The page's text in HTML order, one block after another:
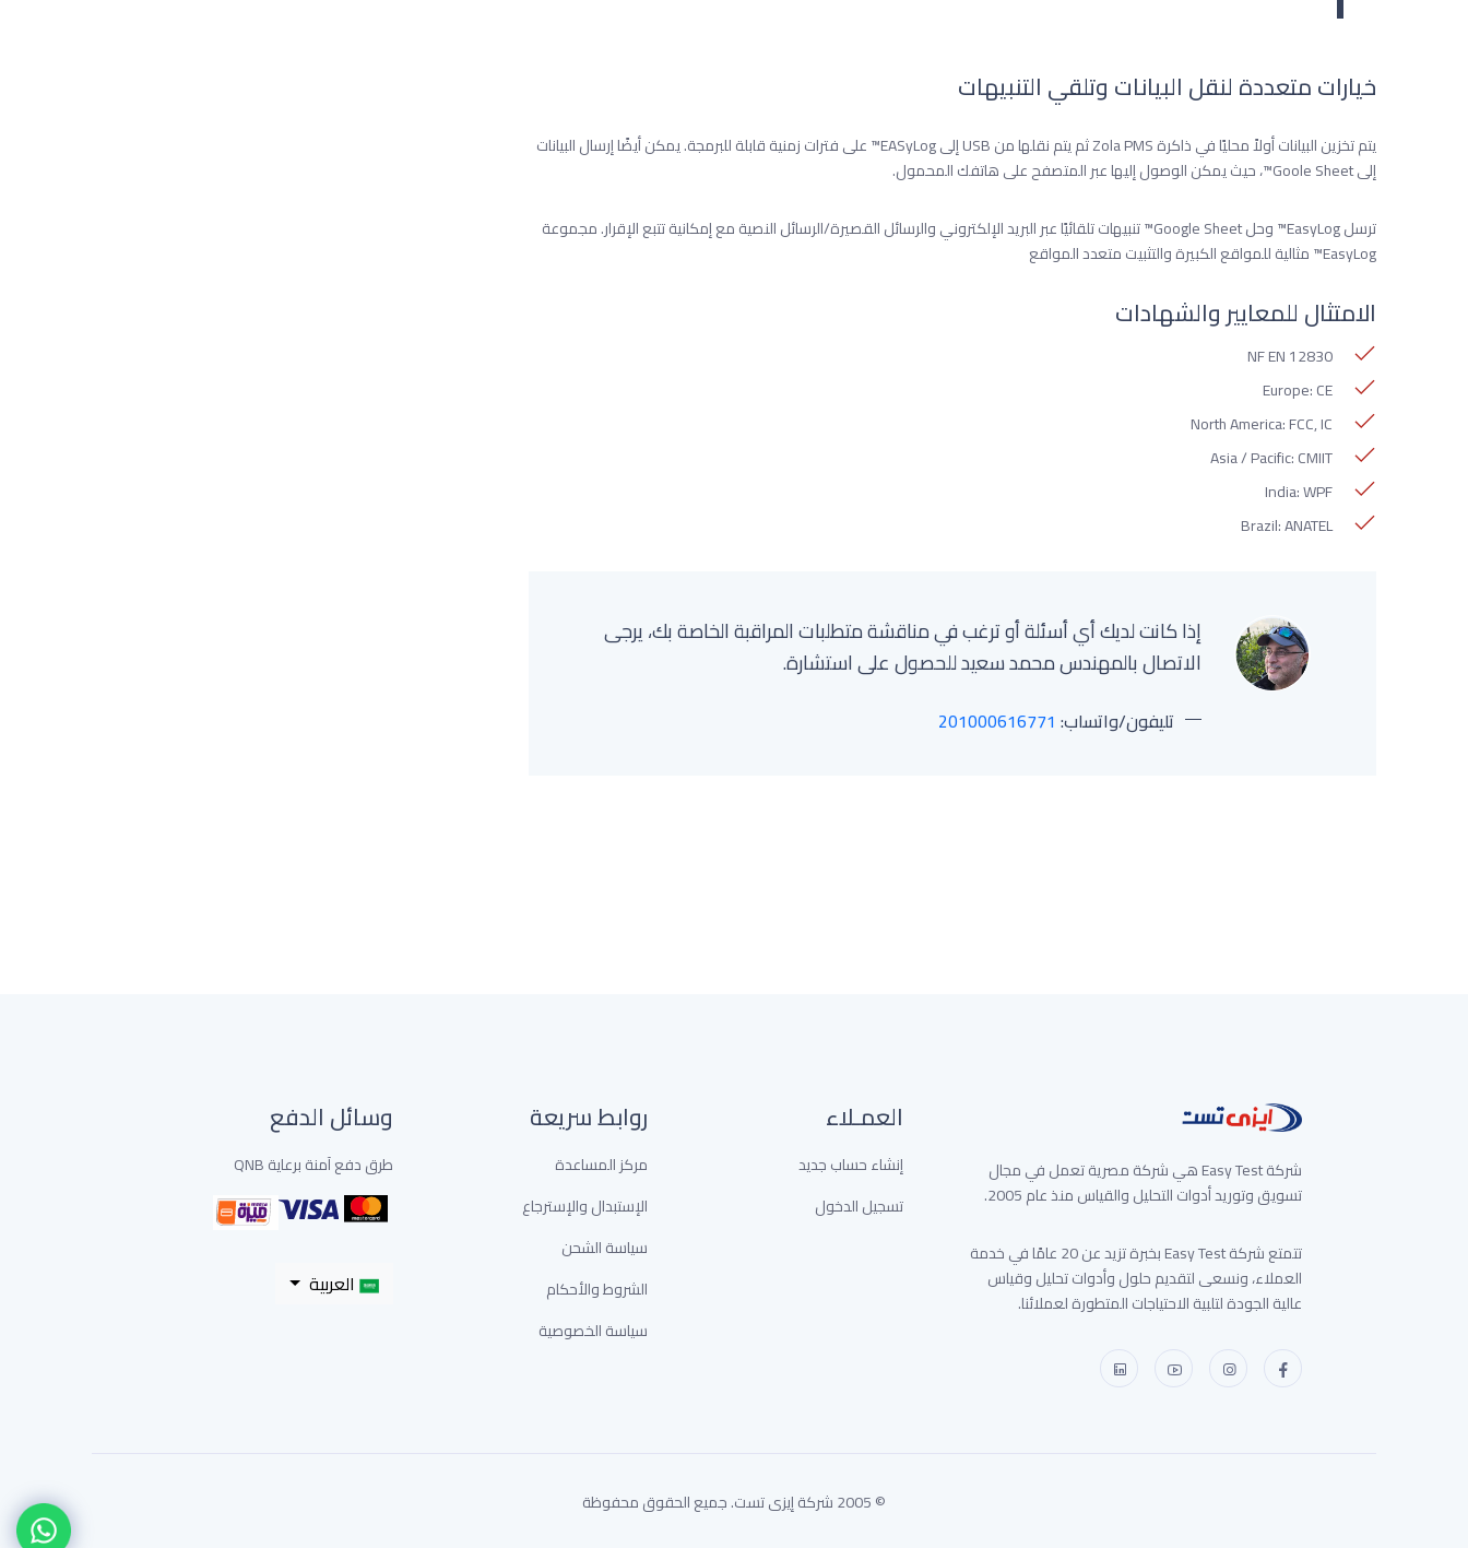
خيارات متعددة لنقل البيانات وتلقي التنبيهات
يتم تخزين البيانات أولاً محليًا في ذاكرة Zola PMS ثم يتم نقلها من USB إلى EASyLog™ على فترات زمنية قابلة للبرمجة. يمكن أيضًا إرسال البيانات
إلى Goole Sheet™، حيث يمكن الوصول إليها عبر المتصفح على هاتفك المحمول.
ترسل EasyLog™ وحل Google Sheet™ تنبيهات تلقائيًا عبر البريد الإلكتروني والرسائل القصيرة/الرسائل النصية مع إمكانية تتبع الإقرار. مجموعة
EasyLog™ مثالية للمواقع الكبيرة والتثبيت متعدد المواقع
الامتثال للمعايير والشهادات
NF EN 12830
Europe: CE
North America: FCC, IC
Asia / Pacific: CMIIT
India: WPF
Brazil: ANATEL
إذا كانت لديك أي أسئلة أو ترغب في مناقشة متطلبات المراقبة الخاصة بك، يرجى
الاتصال بالمهندس محمد سعيد للحصول على استشارة.
تليفون/واتساب: 201000616771
شركة Easy Test هي شركة مصرية تعمل في مجال
تسويق وتوريد أدوات التحليل والقياس منذ عام 2005.
تتمتع شركة Easy Test بخبرة تزيد عن 20 عامًا في خدمة
العملاء، ونسعى لتقديم حلول وأدوات تحليل وقياس
عالية الجودة لتلبية الاحتياجات المتطورة لعملائنا.
العمـلاء
إنشاء حساب جديد
تسجيل الدخول
روابط سريعة
مركز المساعدة
الإستبدال والإسترجاع
سياسة الشحن
الشروط والأحكام
سياسة الخصوصية
وسائل الدفع
طرق دفع آمنة برعاية QNB
© 2005 شركة إيزى تست. جميع الحقوق محفوظة